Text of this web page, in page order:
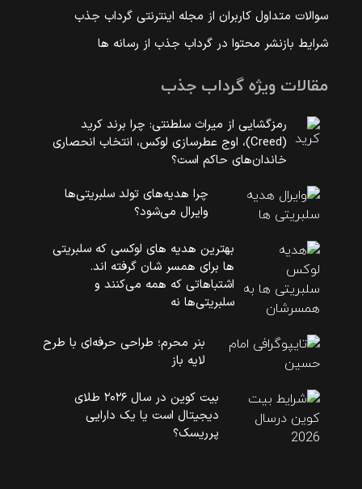
سوالات متداول کاربران از مجله اینترنتی گرداب جذب
شرایط بازنشر محتوا در گرداب جذب از رسانه ها
مقالات ویژه گرداب جذب
رمزگشایی از میراث سلطنتی: چرا برند کرید
(Creed)، اوج عطرسازی لوکس، انتخاب انحصاری
خاندان‌های حاکم است؟
چرا هدیه‌های تولد سلبریتی‌ها
وایرال می‌شود؟
بهترین هدیه های لوکسی که سلبریتی
ها برای همسر شان گرفته اند.
اشتباهاتی که همه می‌کنند و
سلبریتی‌ها نه
بنر محرم؛ طراحی حرفه‌ای با طرح
لایه باز
بیت کوین در سال ۲۰۲۶ طلای
دیجیتال است یا یک دارایی
پرریسک؟